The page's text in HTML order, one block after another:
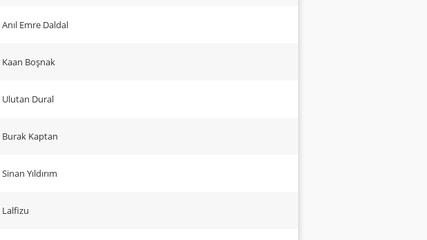
Anıl Emre Daldal
Kaan Boşnak
Ulutan Dural
Burak Kaptan
Sinan Yıldırım
Lalfizu